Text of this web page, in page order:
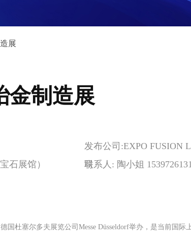
展
金制造展
发布公司:EXPO FUSION
司
石展馆） 联系人: 陶小姐
国杜塞尔多夫展览公司Messe Düsseldorf举办，是当前国